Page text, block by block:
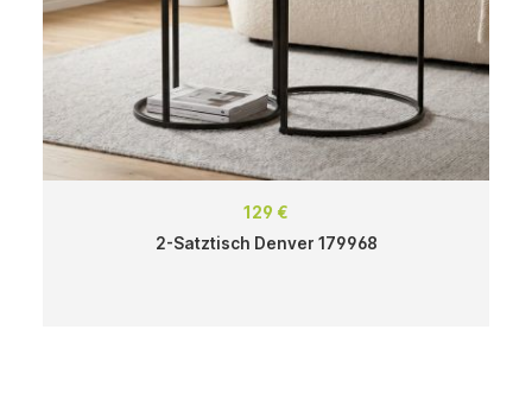
129 €
2-Satztisch Denver 179968